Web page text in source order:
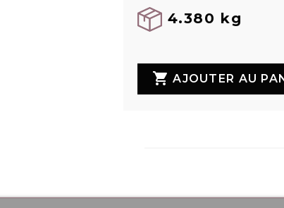
4.380 kg
 AJOUTER AU